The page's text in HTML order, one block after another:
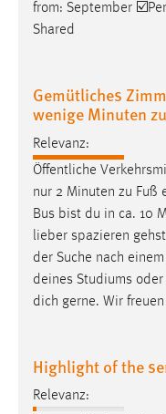
from: September
Shared
Gemütliches
wenige Minuten
Relevanz:
Öffentliche
nur 2 Minuten zu Fuß
Bus bist du in ca. 10
lieber spazieren
der Suche nach
deines Studiums
dich gerne. Wir
Highlight of the
Relevanz:
Zweck:
Wird benötigt um
Jahre,
Login
Name:
fe_user, be_user,
Zweck:
Dieser Cookie ist
einloggen zu
24 Stunden